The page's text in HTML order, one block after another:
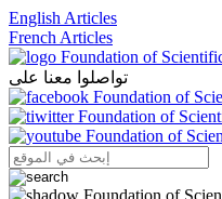
English Articles
French Articles
تواصلوا معنا على